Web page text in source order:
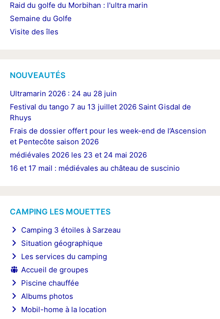
Raid du golfe du Morbihan : l'ultra marin
Semaine du Golfe
Visite des îles
NOUVEAUTÉS
Ultramarin 2026 : 24 au 28 juin
Festival du tango 7 au 13 juillet 2026 Saint Gisdal de
Rhuys
Frais de dossier offert pour les week-end de l’Ascension
et Pentecôte saison 2026
médiévales 2026 les 23 et 24 mai 2026
16 et 17 mail : médiévales au château de suscinio
CAMPING LES MOUETTES
Camping 3 étoiles à Sarzeau
Situation géographique
Les services du camping
Accueil de groupes
Piscine chauffée
Albums photos
Mobil-home à la location